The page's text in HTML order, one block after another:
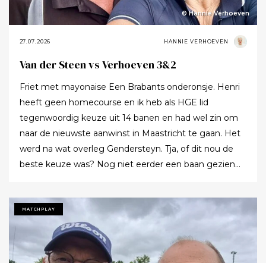
© Hannie Verhoeven
27.07.2026 HANNIE VERHOEVEN
Van der Steen vs Verhoeven 3&2
Friet met mayonaise Een Brabants onderonsje. Henri
heeft geen homecourse en ik heb als HGE lid
tegenwoordig keuze uit 14 banen en had wel zin om
naar de nieuwste aanwinst in Maastricht te gaan. Het
werd na wat overleg Gendersteyn. Tja, of dit nou de
beste keuze was? Nog niet eerder een baan gezien
voor meer banen? Ze hebben echt hun best gedaan
om de afslagplaatsen en de greens groen te houden
maar dat leverde weer allerlei andere problemen op (
oa drassigheid rondom en op de greens ) dus
MATCHPLAY